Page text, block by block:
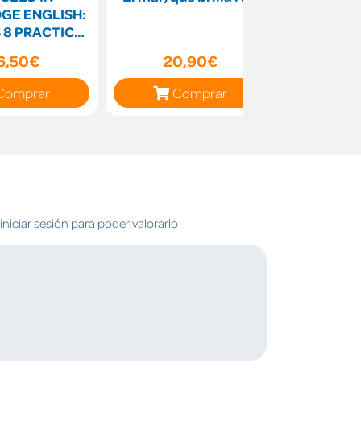
ENGLISH:
8 PRACTICE
20,90€
Comprar
sesión para poder valorarlo